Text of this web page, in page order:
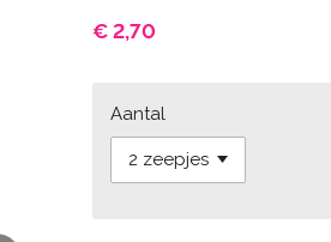
€ 2,70
Aantal